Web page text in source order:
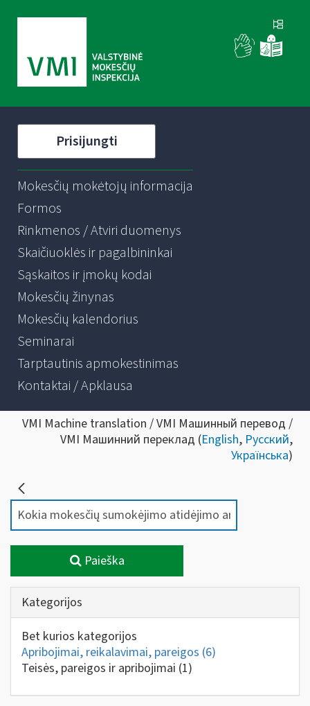
Prisijungti
Mokesčių mokėtojų informacija
Formos
Rinkmenos / Atviri duomenys
Skaičiuoklės ir pagalbininkai
Sąskaitos ir įmokų kodai
Mokesčių žinynas
Mokesčių kalendorius
Seminarai
Tarptautinis apmokestinimas
Kontaktai / Apklausa
VMI Machine translation / VMI Машинный перевод /
VMI Машинний переклад (English, Русский,
Українська)
Paieška
Kategorijos
Bet kurios kategorijos
Apribojimai, reikalavimai, pareigos (6)
Teisės, pareigos ir apribojimai (1)